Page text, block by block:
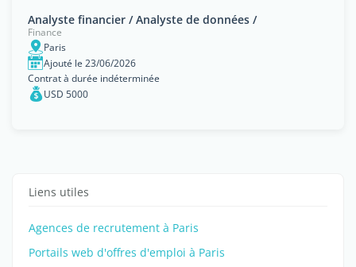
Analyste financier / Analyste de données /
Finance
Paris
Ajouté le 23/06/2026
Contrat à durée indéterminée
USD 5000
Liens utiles
Agences de recrutement à Paris
Portails web d'offres d'emploi à Paris